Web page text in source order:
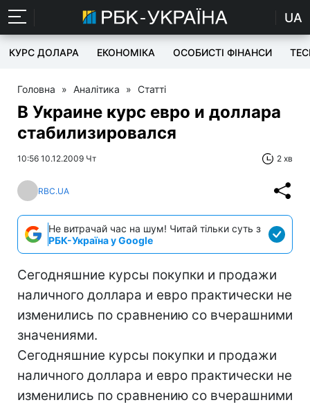
UA
КУРС ДОЛАРА ЕКОНОМІКА ОСОБИСТІ ФІНАНСИ
Головна » Аналітика » Статті
В Украине курс евро и доллара
стабилизировался
10:56 10.12.2009 Чт 2 хв
RBC.UA
Не витрачай час на шум! Читай тільки суть з
РБК-Україна у Google
Сегодняшние курсы покупки и продажи
наличного доллара и евро практически не
изменились по сравнению со вчерашними
значениями.
Сегодняшние курсы покупки и продажи
наличного доллара и евро практически не
изменились по сравнению со вчерашними